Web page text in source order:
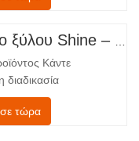
έως την
Τροφοδοσίας –
μεταφορέα
μηχανισμό
Κάντε
καπλαμά σας με την
Shenghuai Ο
τώρα